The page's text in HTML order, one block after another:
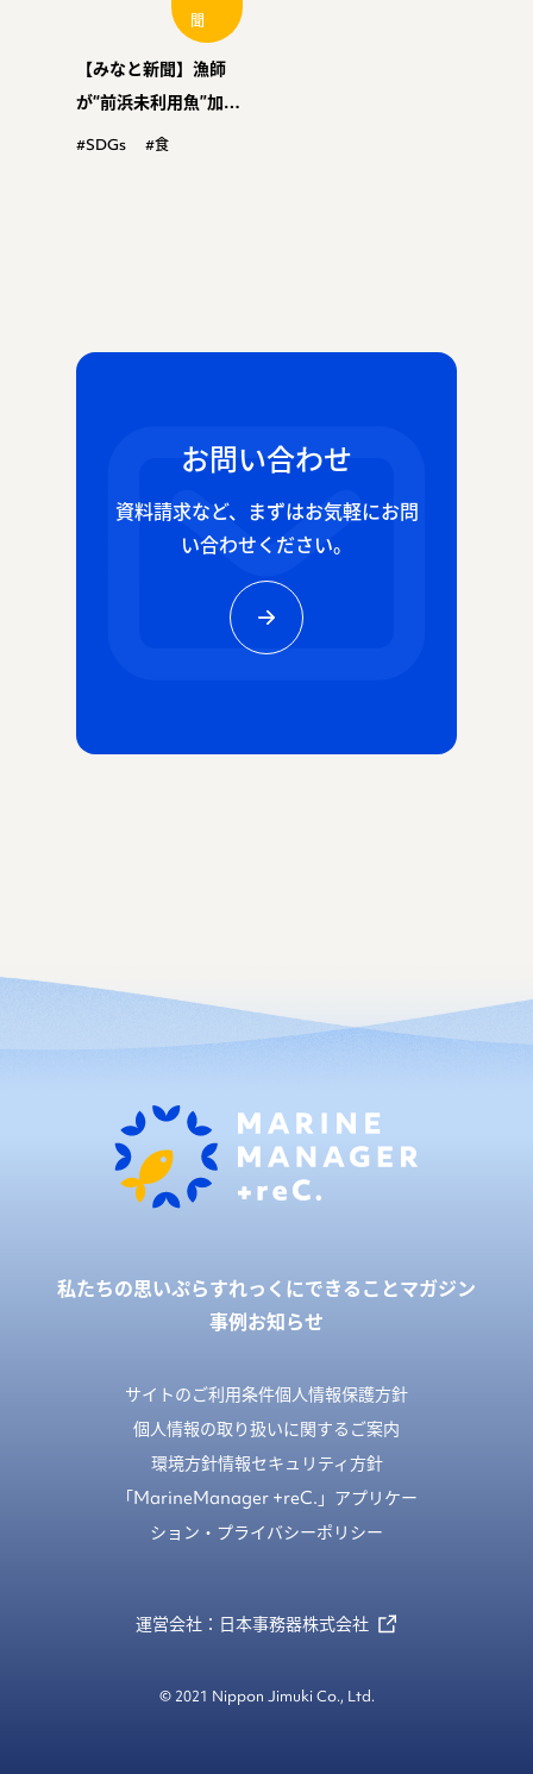
聞
【みなと新聞】漁師
が“前浜未利用魚”加工
販売 山口・宇部 地
#SDGs #食
お問い合わせ
資料請求など、 まずはお気軽にお問
い合わせください。
私たちの思いぷらすれっくにできることマガジン
事例お知らせ
サイトのご利用条件個人情報保護方針
個人情報の取り扱いに関するご案内
環境方針情報セキュリティ方針
「MarineManager +reC.」アプリケー
ション・プライバシーポリシー
運営会社：日本事務器株式会社
© 2021 Nippon Jimuki Co., Ltd.